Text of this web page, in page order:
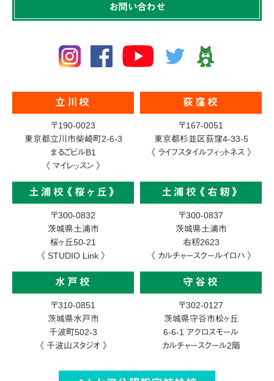
お問い合わせ
立川校
〒190-0023
東京都立川市柴崎町2-6-3
まるごビルB1
《 マイレッスン 》
荻窪校
〒167-0051
東京都杉並区荻窪4-33-5
《 ライフスタイルフィットネス 》
土浦校《桜ヶ丘》
〒300-0832
茨城県土浦市
桜ヶ丘50-21
《 STUDIO Link 》
土浦校《右籾》
〒300-0837
茨城県土浦市
右籾2623
《 カルチャースクールイロハ 》
水戸校
〒310-0851
茨城県水戸市
千波町502-3
《 千波山スタジオ 》
守谷校
〒302-0127
茨城県守谷市松ヶ丘
6-6-1 アクロスモール
カルチャースクール2階